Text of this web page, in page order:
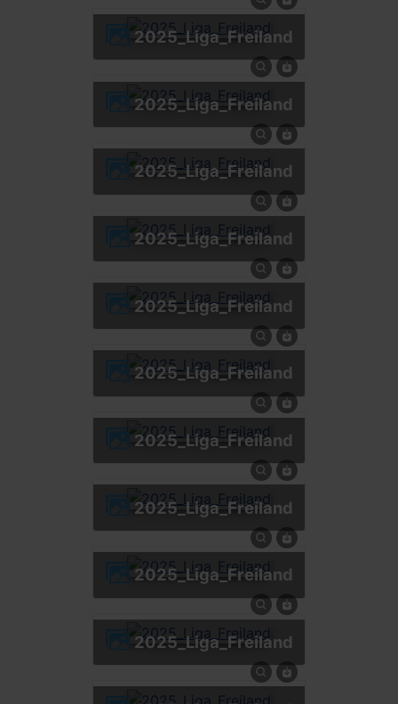
2025_Liga_Freiland
2025_Liga_Freiland
2025_Liga_Freiland
2025_Liga_Freiland
2025_Liga_Freiland
2025_Liga_Freiland
2025_Liga_Freiland
2025_Liga_Freiland
2025_Liga_Freiland
2025_Liga_Freiland